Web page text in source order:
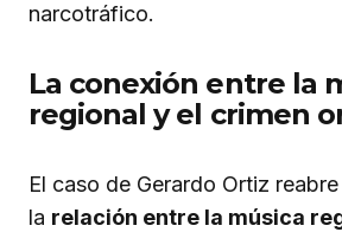
narcotráfico.
La conexión entre la
regional y el crimen
El caso de Gerardo Ortiz
la relación entre la música